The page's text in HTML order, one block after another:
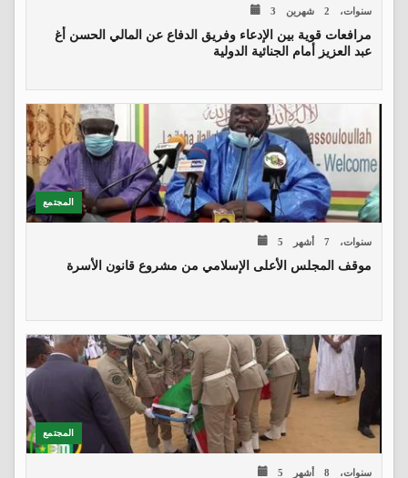
3 سنوات، 2 شهرين
مرافعات قوية بين الإدعاء وفريق الدفاع عن المالي الحسن أغ
عبد العزيز أمام الجنائية الدولية
المجتمع
5 سنوات، 7 أشهر
موقف المجلس الأعلى الإسلامي من مشروع قانون الأسرة
المجتمع
5 سنوات، 8 أشهر